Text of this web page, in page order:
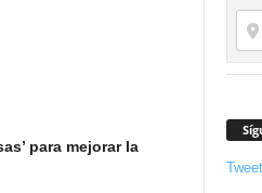
para mejorar la